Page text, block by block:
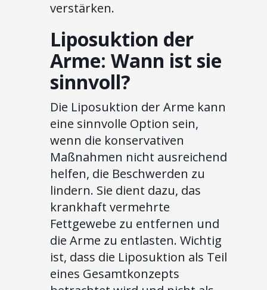
verstärken.
Liposuktion der
Arme: Wann ist sie
sinnvoll?
Die Liposuktion der Arme kann
eine sinnvolle Option sein,
wenn die konservativen
Maßnahmen nicht ausreichend
helfen, die Beschwerden zu
lindern. Sie dient dazu, das
krankhaft vermehrte
Fettgewebe zu entfernen und
die Arme zu entlasten. Wichtig
ist, dass die Liposuktion als Teil
eines Gesamtkonzepts